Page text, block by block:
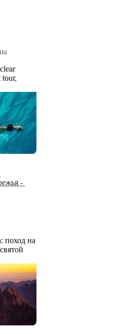
tour,
-
поход на